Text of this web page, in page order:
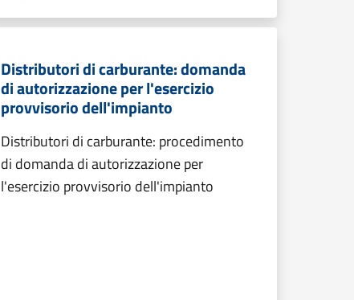
Distributori di carburante: domanda
di autorizzazione per l'esercizio
provvisorio dell'impianto
Distributori di carburante: procedimento
di domanda di autorizzazione per
l'esercizio provvisorio dell'impianto